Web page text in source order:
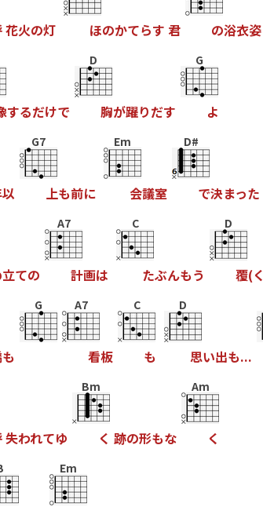
花火の灯 ほのかてらす 君 の浴衣姿
するだけで
D
胸が躍りだす
G
よ
以
G7
上も前に
Em
会議室
D#
で決まった
立ての
A7
計画は
C
たぶんもう
D
覆(く
も
G A7
看板
C
も
D
思い出も...
失われてゆ
Bm
く 跡の形もな
Am
く
Em